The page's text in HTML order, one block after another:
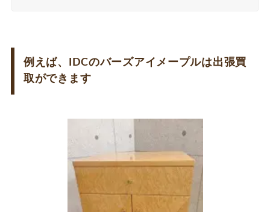
例えば、IDCのバーズアイメープルは出張買
取ができます